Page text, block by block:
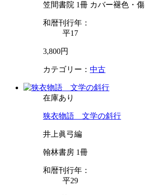
笠間書院 1冊 カバー褪色・傷
和暦刊行年：
平17
3,800円
カテゴリー： 中古
在庫あり
狭衣物語 文学の斜行
井上眞弓編
翰林書房 1冊
和暦刊行年：
平29